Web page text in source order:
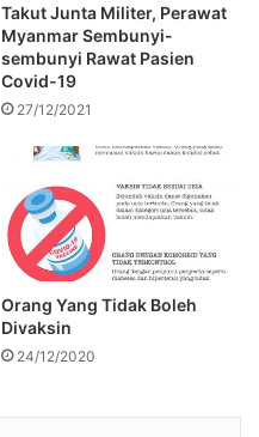
Takut Junta Militer, Perawat
Myanmar Sembunyi-
sembunyi Rawat Pasien
Covid-19
27/12/2021
Orang Yang Tidak Boleh
Divaksin
24/12/2020